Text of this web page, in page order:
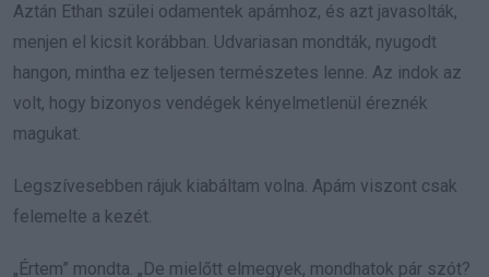
Aztán Ethan szülei odamentek apámhoz, és azt javasolták,
menjen el kicsit korábban. Udvariasan mondták, nyugodt
hangon, mintha ez teljesen természetes lenne. Az indok az
volt, hogy bizonyos vendégek kényelmetlenül éreznék
magukat.
Legszívesebben rájuk kiabáltam volna. Apám viszont csak
felemelte a kezét.
„Értem” mondta. „De mielőtt elmegyek, mondhatok pár szót?